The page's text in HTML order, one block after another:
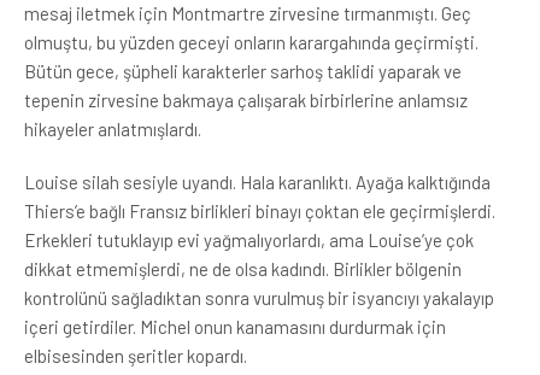
mesaj iletmek için Montmartre zirvesine tırmanmıştı. Geç
olmuştu, bu yüzden geceyi onların karargahında geçirmişti.
Bütün gece, şüpheli karakterler sarhoş taklidi yaparak ve
tepenin zirvesine bakmaya çalışarak birbirlerine anlamsız
hikayeler anlatmışlardı.
Louise silah sesiyle uyandı. Hala karanlıktı. Ayağa kalktığında
Thiers’e bağlı Fransız birlikleri binayı çoktan ele geçirmişlerdi.
Erkekleri tutuklayıp evi yağmalıyorlardı, ama Louise’ye çok
dikkat etmemişlerdi, ne de olsa kadındı. Birlikler bölgenin
kontrolünü sağladıktan sonra vurulmuş bir isyancıyı yakalayıp
içeri getirdiler. Michel onun kanamasını durdurmak için
elbisesinden şeritler kopardı.